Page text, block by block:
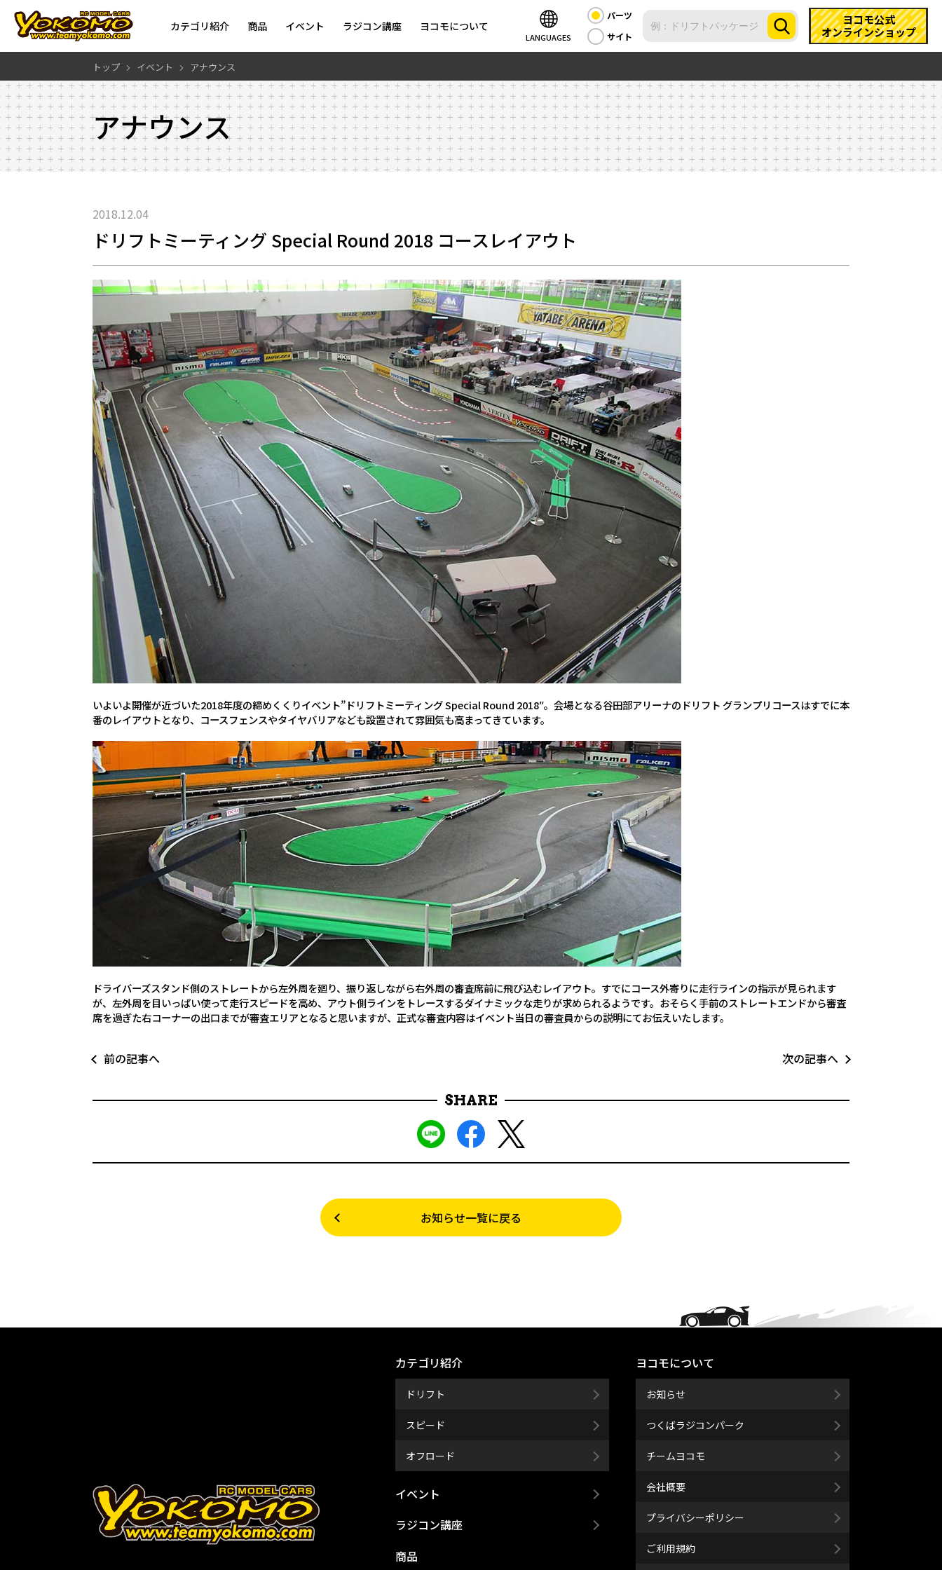
カテゴリ紹介 商品 イベント ラジコン講座 ヨコモについて
LANGUAGES
パーツ
サイト
ヨコモ公式
オンラインショップ
トップ イベント アナウンス
アナウンス
2018.12.04
ドリフトミーティング Special Round 2018 コースレイアウト
いよいよ開催が近づいた2018年度の締めくくりイベント”ドリフトミーティング Special Round 2018″。会場となる谷田部アリーナのドリフト グランプリコースはすでに本
番のレイアウトとなり、コースフェンスやタイヤバリアなども設置されて雰囲気も高まってきています。
ドライバーズスタンド側のストレートから左外周を廻り、振り返しながら右外周の審査席前に飛び込むレイアウト。すでにコース外寄りに走行ラインの指示が見られます
が、左外周を目いっぱい使って走行スピードを高め、アウト側ラインをトレースするダイナミックな走りが求められるようです。おそらく手前のストレートエンドから審査
席を過ぎた右コーナーの出口までが審査エリアとなると思いますが、正式な審査内容はイベント当日の審査員からの説明にてお伝えいたします。
前の記事へ 次の記事へ
SHARE
お知らせ一覧に戻る
カテゴリ紹介
ドリフト
スピード
オフロード
イベント
ラジコン講座
商品
ヨコモについて
お知らせ
つくばラジコンパーク
チームヨコモ
会社概要
プライバシーポリシー
ご利用規約